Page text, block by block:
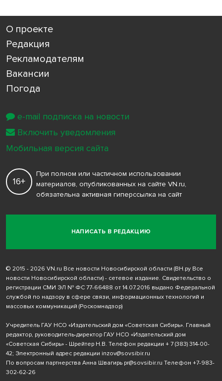
О проекте
Редакция
Рекламодателям
Вакансии
Погода
НАПИСАТЬ В РЕДАКЦИЮ
16+
При полном или частичном использовании
материалов, опубликованных на сайте VN.ru,
обязательна активная гиперссылка на сайт
© 2015 - 2026 VN.ru Все новости Новосибирской области (ВН.ру Все
новости Новосибирской области) - сетевое издание. Свидетельство о
регистрации СМИ ЭЛ № ФС 77-66488 от 14.07.2016 выдано Федеральной
службой по надзору в сфере связи, информационных технологий и
массовых коммуникаций (Роскомнадзор)
Учредитель ГАУ НСО «Издательский дом «Советская Сибирь». Главный
редактор, руководитель-директор ГАУ НСО «Издательский дом
«Советская Сибирь» - Шрейтер Н.В. Телефон редакции + 7 (383) 314-00-
42; Электронный адрес редакции inzov@sovsibir.ru
По вопросам партнерства Анна Швагирь pr@sovsibir.ru Телефон +7-983-
302-62-26
e-mail подписка на новости
Включить уведомления
Мобильная версия сайта